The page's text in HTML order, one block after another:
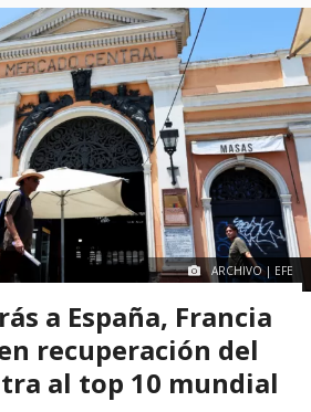
ARCHIVO | EFE
a España, Francia
recuperación del
al top 10 mundial